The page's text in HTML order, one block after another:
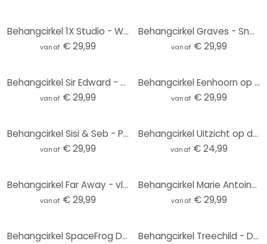
Behangcirkel 1X Studio - Weg naar het Strand - vliesbehang/zelfklevend vliesbehang
vanaf € 29,99
Behangcirkel Graves - Sneaky Cat - vliesbehang/zelfklevend vliesbehang
vanaf € 29,99
Behangcirkel Sir Edward - Blauwe Weide - vliesbehang/zelfklevend vliesbehang
vanaf € 29,99
Behangcirkel Eenhoorn op een kleurrijke bloemenweide - Bonne Müller - vliesbehang/zelfklevend vliesb
vanaf € 29,99
Behangcirkel Sisi & Seb - Pampas - vliesbehang/zelfklevend vliesbehang
vanaf € 29,99
Behangcirkel Uitzicht op de Baltische Zee - vliesbehang/zelfklevend vliesbehang
vanaf € 24,99
Behangcirkel Far Away - vliesbehang/zelfklevend vliesbehang
vanaf € 29,99
Behangcirkel Marie Antoinette: I never said that - Grace Digital Art - vliesbehang/zelfklevend vlies
vanaf € 29,99
Behangcirkel SpaceFrog Designs - Gouden Sterren - vliesbehang/zelfklevend vliesbehang Behangcirkel Treechild - Delicate Flowers - vliesbehang/zelfklevend vliesbehang